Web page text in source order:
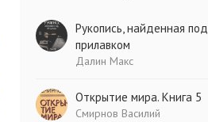
Рукопись, найденная под
прилавком
Далин Макс
Открытие мира. Книга 5
Смирнов Василий